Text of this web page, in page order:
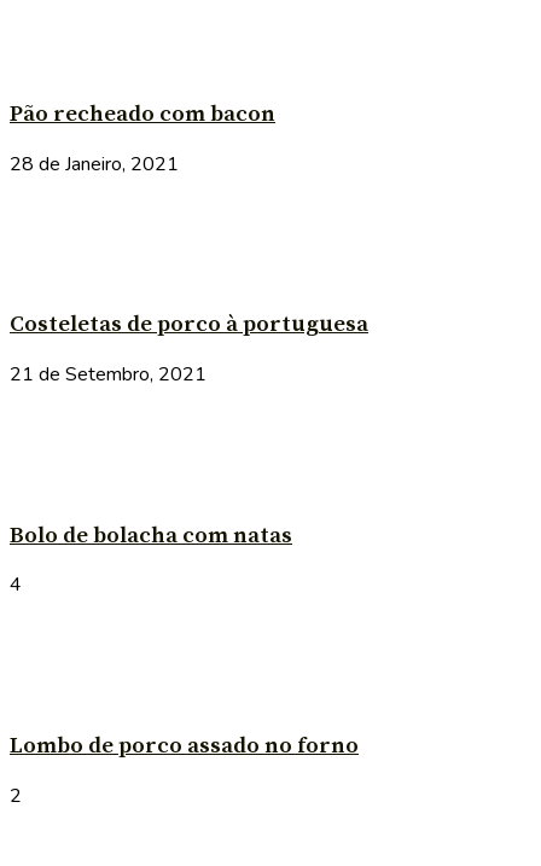
Pão recheado com bacon
28 de Janeiro, 2021
Costeletas de porco à portuguesa
21 de Setembro, 2021
Bolo de bolacha com natas
4
Lombo de porco assado no forno
2